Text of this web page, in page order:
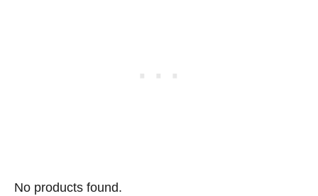
No products found.